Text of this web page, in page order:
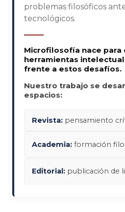
problemas filosóficos
tecnológicos.
Microfilosofía nace para
herramientas
frente a estos desafíos.
Nuestro trabajo se
espacios:
Revista: pensamiento
Academia: formación
Editorial: publicación de